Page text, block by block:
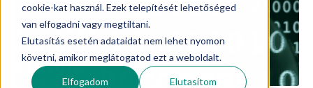
cookie-kat használ. Ezek telepítését lehetőséged
van elfogadni vagy megtiltani.
Elutasítás esetén adataidat nem lehet nyomon
követni, amikor meglátogatod ezt a weboldalt.
Elfogadom Elutasítom